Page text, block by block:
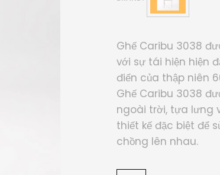
Ghế Caribu 3038
với sự tái hiện hiện
điển của thập niên
Ghế Caribu 3038
ngoài trời, tựa lưng
thiết kế đặc biệt để
chồng lên nhau.